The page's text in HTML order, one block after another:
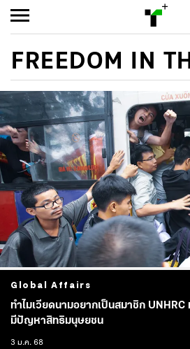
FREEDOM IN
Global Affairs
ทำไมเวียดนามอยากเป็นสมาชิก UNHRC
มีปัญหาสิทธิมนุษยชน
3 ม.ค. 68